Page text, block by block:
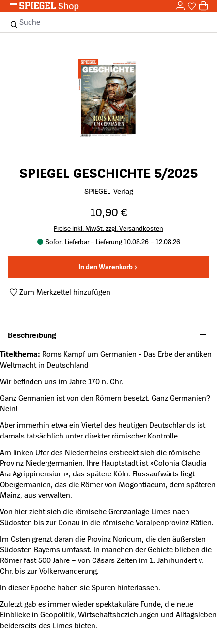
Zum Hauptinhalt springen 0
Suche
SPIEGEL GESCHICHTE 5/2025
SPIEGEL-Verlag
10,90 €
Preise inkl. MwSt. zzgl. Versandkosten
Sofort Lieferbar – Lieferung 10.08.26 – 12.08.26
In den Warenkorb
Zum Merkzettel hinzufügen
Beschreibung
Titelthema: Roms Kampf um Germanien - Das Erbe der antiken
Weltmacht in Deutschland
Wir befinden uns im Jahre 170 n. Chr.
Ganz Germanien ist von den Römern besetzt. Ganz Germanien?
Nein!
Aber immerhin etwa ein Viertel des heutigen Deutschlands ist
damals tatsächlich unter direkter römischer Kontrolle.
Am linken Ufer des Niederrheins erstreckt sich die römische
Provinz Niedergermanien. Ihre Hauptstadt ist »Colonia Claudia
Ara Agrippinensium«, das spätere Köln. Flussaufwärts liegt
Obergermanien, das die Römer von Mogontiacum, dem späteren
Mainz, aus verwalten.
Von hier zieht sich die römische Grenzanlage Limes nach
Südosten bis zur Donau in die römische Voralpenprovinz Rätien.
Im Osten grenzt daran die Provinz Noricum, die den äußersten
Südosten Bayerns umfasst. In manchen der Gebiete blieben die
Römer fast 500 Jahre – von Cäsars Zeiten im 1. Jahrhundert v.
Chr. bis zur Völkerwanderung.
In dieser Epoche haben sie Spuren hinterlassen.
Zuletzt gab es immer wieder spektakuläre Funde, die neue
Einblicke in Geopolitik, Wirtschaftsbeziehungen und Alltagsleben
beiderseits des Limes bieten.